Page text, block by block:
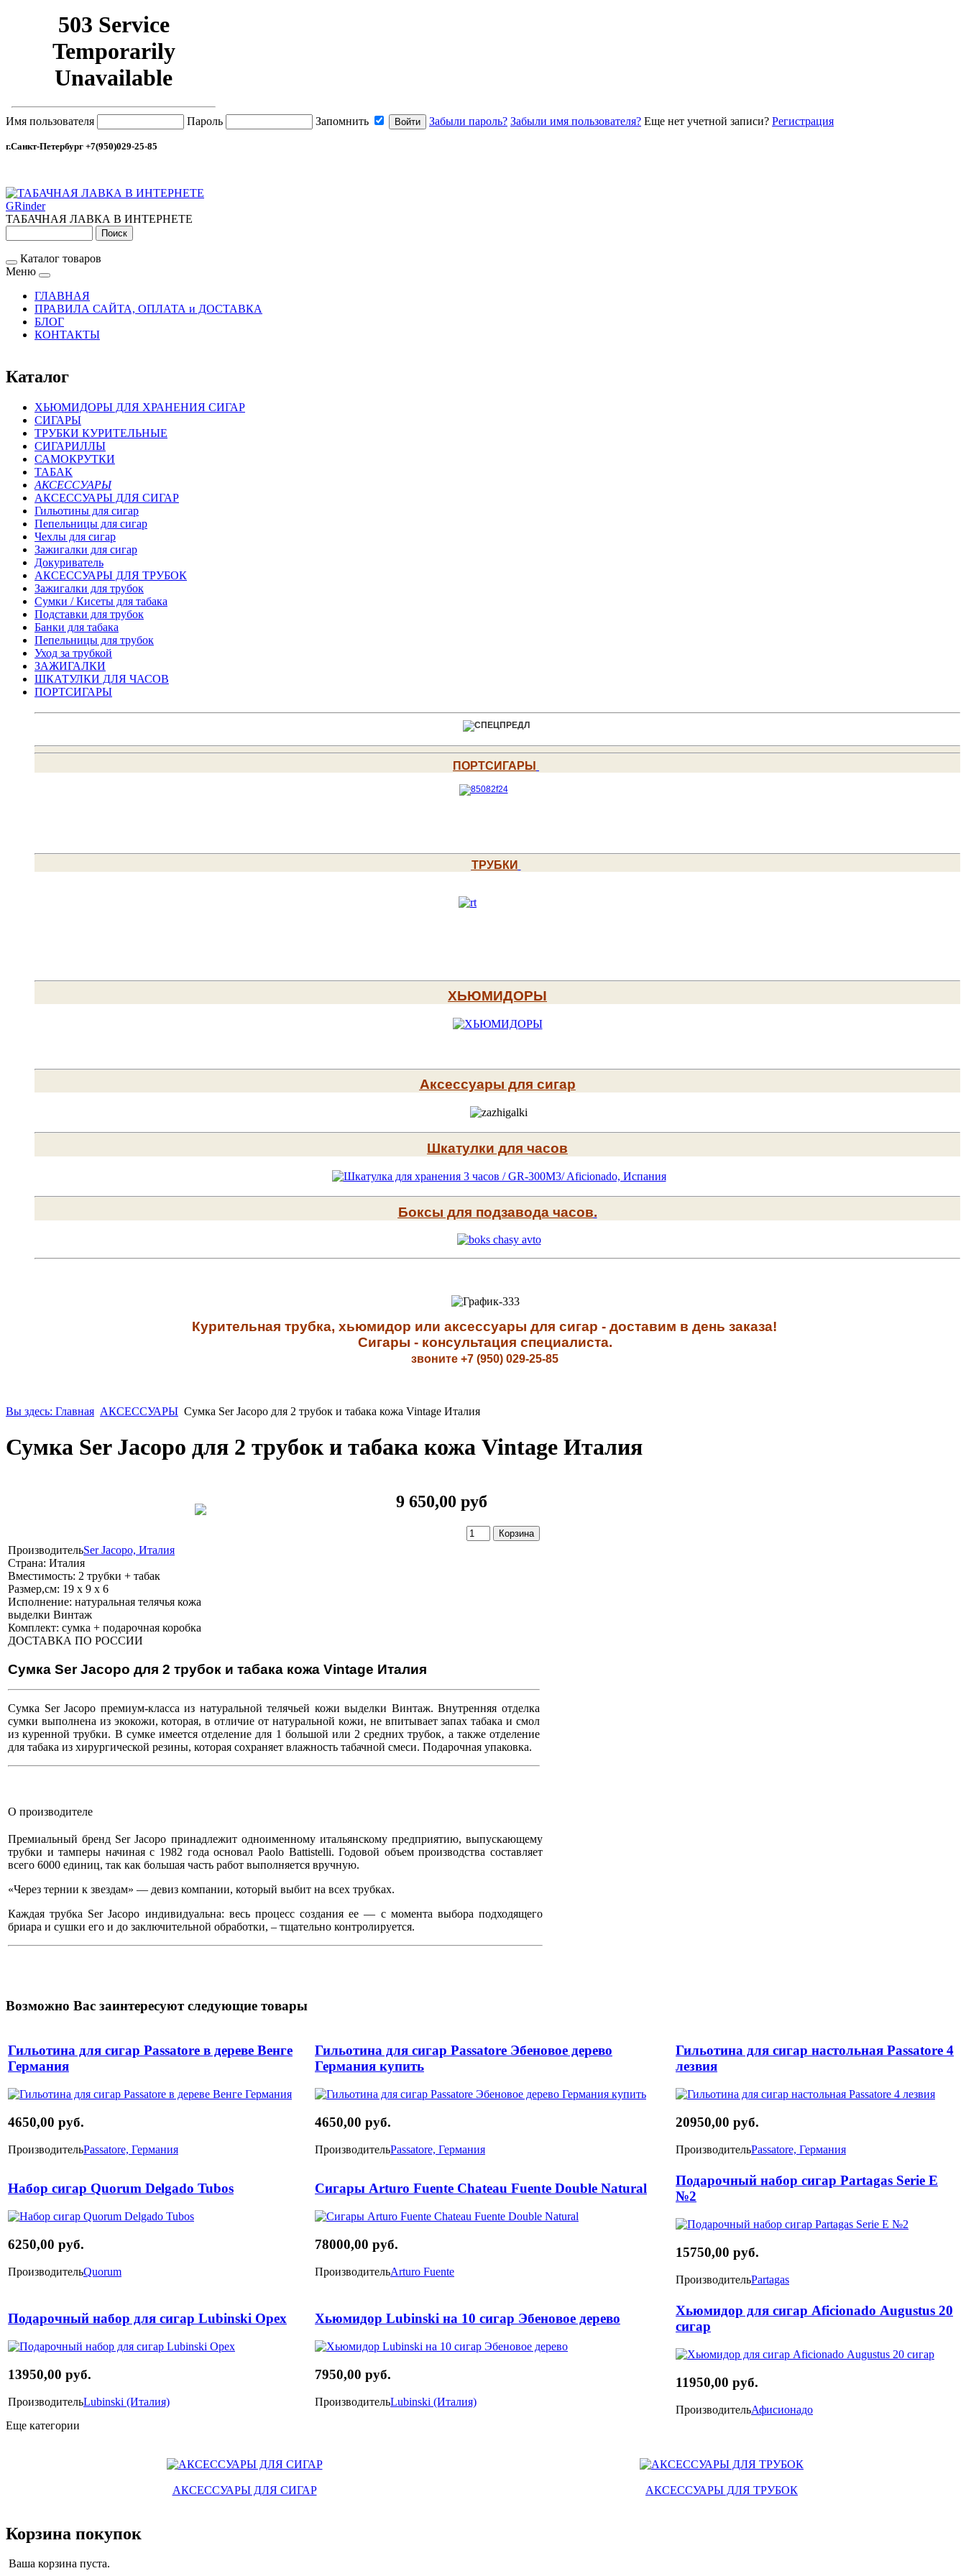
Имя пользователя Пароль Запомнить Забыли пароль? Забыли имя пользователя? Еще нет учетной записи? Регистрация
г.Санкт-Петербург +7(950)029-25-85
GRinder
ТАБАЧНАЯ ЛАВКА В ИНТЕРНЕТЕ
Каталог товаров
Меню
ГЛАВНАЯ
ПРАВИЛА САЙТА, ОПЛАТА и ДОСТАВКА
БЛОГ
КОНТАКТЫ
Каталог
ХЬЮМИДОРЫ ДЛЯ ХРАНЕНИЯ СИГАР
СИГАРЫ
ТРУБКИ КУРИТЕЛЬНЫЕ
СИГАРИЛЛЫ
САМОКРУТКИ
ТАБАК
АКСЕССУАРЫ
АКСЕССУАРЫ ДЛЯ СИГАР
Гильотины для сигар
Пепельницы для сигар
Чехлы для сигар
Зажигалки для сигар
Докуриватель
АКСЕССУАРЫ ДЛЯ ТРУБОК
Зажигалки для трубок
Сумки / Кисеты для табака
Подставки для трубок
Банки для табака
Пепельницы для трубок
Уход за трубкой
ЗАЖИГАЛКИ
ШКАТУЛКИ ДЛЯ ЧАСОВ
ПОРТСИГАРЫ
ПОРТСИГАРЫ
ТРУБКИ
ХЬЮМИДОРЫ
Аксессуары для сигар
Шкатулки для часов
Боксы для подзавода часов.
Курительная трубка, хьюмидор или аксессуары для сигар - доставим в день заказа!
Сигары - консультация специалиста.
звоните +7 (950) 029-25-85
Вы здесь: Главная АКСЕССУАРЫ Сумка Ser Jacopo для 2 трубок и табака кожа Vintage Италия
Сумка Ser Jacopo для 2 трубок и табака кожа Vintage Италия
9 650,00 руб
ПроизводительSer Jacopo, Италия
Страна: Италия
Вместимость: 2 трубки + табак
Размер,см: 19 х 9 х 6
Исполнение: натуральная телячья кожа
выделки Винтаж
Комплект: сумка + подарочная коробка
ДОСТАВКА ПО РОССИИ
Сумка Ser Jacopo для 2 трубок и табака кожа Vintage Италия
Сумка Ser Jacopo премиум-класса из натуральной телячьей кожи выделки Винтаж. Внутренняя отделка
сумки выполнена из экокожи, которая, в отличие от натуральной кожи, не впитывает запах табака и смол
из куренной трубки. В сумке имеется отделение для 1 большой или 2 средних трубок, а также отделение
для табака из хирургической резины, которая сохраняет влажность табачной смеси. Подарочная упаковка.
О производителе
Премиальный бренд Ser Jacopo принадлежит одноименному итальянскому предприятию, выпускающему
трубки и тамперы начиная с 1982 года основал Paolo Battistelli. Годовой объем производства составляет
всего 6000 единиц, так как большая часть работ выполняется вручную.
«Через тернии к звездам» — девиз компании, который выбит на всех трубках.
Каждая трубка Ser Jacopo индивидуальна: весь процесс создания ее — с момента выбора подходящего
бриара и сушки его и до заключительной обработки, – тщательно контролируется.
Возможно Вас заинтересуют следующие товары
Гильотина для сигар Passatore в дереве Венге
Германия
4650,00 руб.
ПроизводительPassatore, Германия
Гильотина для сигар Passatore Эбеновое дерево
Германия купить
4650,00 руб.
ПроизводительPassatore, Германия
Гильотина для сигар настольная Passatore 4
лезвия
20950,00 руб.
ПроизводительPassatore, Германия
Набор сигар Quorum Delgado Tubos
6250,00 руб.
ПроизводительQuorum
Сигары Arturo Fuente Chateau Fuente Double Natural
78000,00 руб.
ПроизводительArturo Fuente
Подарочный набор сигар Partagas Serie E
№2
15750,00 руб.
ПроизводительPartagas
Подарочный набор для сигар Lubinski Орех
13950,00 руб.
ПроизводительLubinski (Италия)
Хьюмидор Lubinski на 10 сигар Эбеновое дерево
7950,00 руб.
ПроизводительLubinski (Италия)
Хьюмидор для сигар Aficionadо Augustus 20
сигар
11950,00 руб.
ПроизводительАфисионадо
Еще категории
АКСЕССУАРЫ ДЛЯ СИГАР АКСЕССУАРЫ ДЛЯ ТРУБОК
Корзина покупок
Ваша корзина пуста.